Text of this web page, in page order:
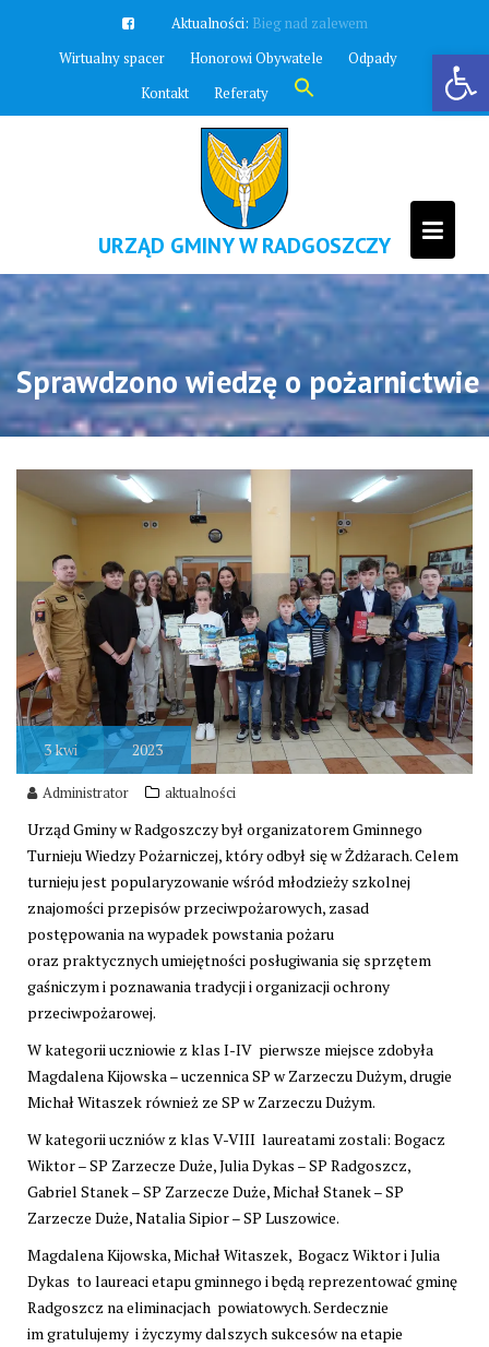
Otwórz pasek narzędzi
Aktualności:Zawyją syreny
Wirtualny spacer
Honorowi Obywatele
Odpady
Kontakt
Referaty Search
for:
Search Button
URZĄD GMINY W RADGOSZCZY
Sprawdzono wiedzę o pożarnictwie
3kwi 2023
Administrator aktualności
Urząd Gminy w Radgoszczy był organizatorem Gminnego
Turnieju Wiedzy Pożarniczej, który odbył się w Żdżarach. Celem
turnieju jest popularyzowanie wśród młodzieży szkolnej
znajomości przepisów przeciwpożarowych, zasad
postępowania na wypadek powstania pożaru
oraz praktycznych umiejętności posługiwania się sprzętem
gaśniczym i poznawania tradycji i organizacji ochrony
przeciwpożarowej.
W kategorii uczniowie z klas I-IV pierwsze miejsce zdobyła
Magdalena Kijowska – uczennica SP w Zarzeczu Dużym, drugie
Michał Witaszek również ze SP w Zarzeczu Dużym.
W kategorii uczniów z klas V-VIII laureatami zostali: Bogacz
Wiktor – SP Zarzecze Duże, Julia Dykas – SP Radgoszcz,
Gabriel Stanek – SP Zarzecze Duże, Michał Stanek – SP
Zarzecze Duże, Natalia Sipior – SP Luszowice.
Magdalena Kijowska, Michał Witaszek, Bogacz Wiktor i Julia
Dykas to laureaci etapu gminnego i będą reprezentować gminę
Radgoszcz na eliminacjach powiatowych. Serdecznie
im gratulujemy i życzymy dalszych sukcesów na etapie